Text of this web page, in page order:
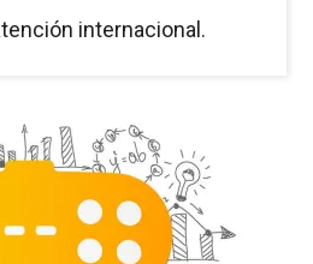
internacional.